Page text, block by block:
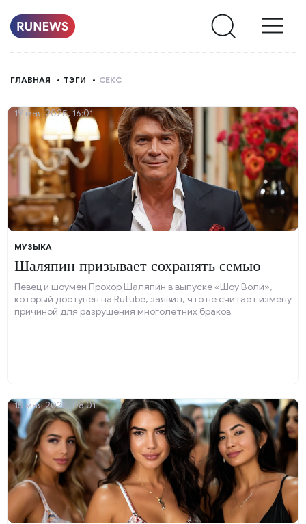
НАС
ГЛАВНАЯ ТЭГИ СЕКС
МУЗЫКА
Шаляпин призывает сохранять семью
Певец и шоумен Прохор Шаляпин в выпуске «Шоу Воли»,
который доступен на Rutube, заявил, что не считает измену
причиной для разрушения многолетних браков.
19 мая 2025, 16:01
15 мая 2025, 08:01